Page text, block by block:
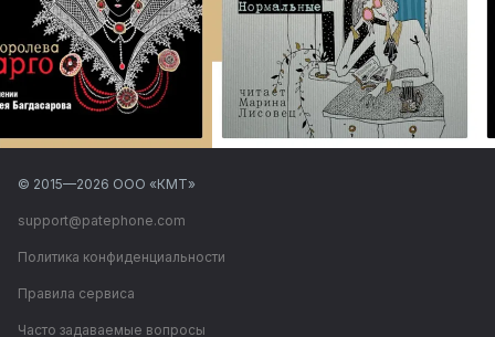
© 2015—2026 ООО «КМТ»
support@patephone.com
Политика конфиденциальности
Правила сервиса
Часто задаваемые вопросы